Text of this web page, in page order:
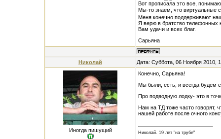
Вот прописала это все,
Мы-то знаем, что виртуальные
Меня конечно поддерживают
Я верю в братство телефонных
Вам удачи и всех благ.
Сарьяна
Николай Дата: Суббота, 06 Ноября 2010,
Иногда пишущий
Конечно, Сарьяна!
Мы были, есть, и всегда будем
Про подводную лодку- это в
Нам на ТД тоже часто говорят,
нашей работе после очного
Николай. 19 лет "на трубе"